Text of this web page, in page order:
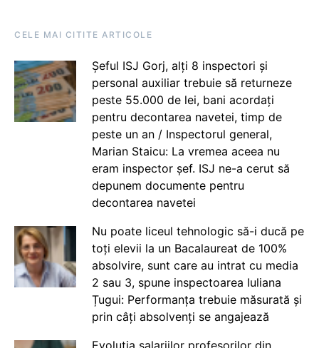
CELE MAI CITITE ARTICOLE
Șeful ISJ Gorj, alți 8 inspectori și
personal auxiliar trebuie să returneze
peste 55.000 de lei, bani acordați
pentru decontarea navetei, timp de
peste un an / Inspectorul general,
Marian Staicu: La vremea aceea nu
eram inspector șef. ISJ ne-a cerut să
depunem documente pentru
decontarea navetei
Nu poate liceul tehnologic să-i ducă pe
toți elevii la un Bacalaureat de 100%
absolvire, sunt care au intrat cu media
2 sau 3, spune inspectoarea Iuliana
Țugui: Performanța trebuie măsurată și
prin câți absolvenți se angajează
Evoluția salariilor profesorilor din